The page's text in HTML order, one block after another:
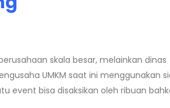
skala besar, melainkan dinas
UMKM saat ini menggunakan
event bisa disaksikan oleh ribuan